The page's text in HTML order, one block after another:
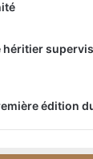
héritier
édition